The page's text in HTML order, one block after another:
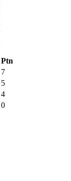
Ptn
7
5
4
0